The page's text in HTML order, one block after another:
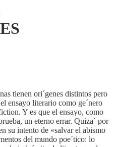
tienen ori´genes distintos pero
ensayo literario como ge´nero
Y es que el ensayo, como
un eterno errar. Quiza´ por
su intento de «salvar el abismo
del mundo poe´tico: lo